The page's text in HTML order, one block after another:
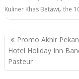
b
o
o
k
er s
A
p
p
Kuliner Khas Betawi,the
P
o
s
Promo Akhir
Hotel Holiday Inn
Pasteur